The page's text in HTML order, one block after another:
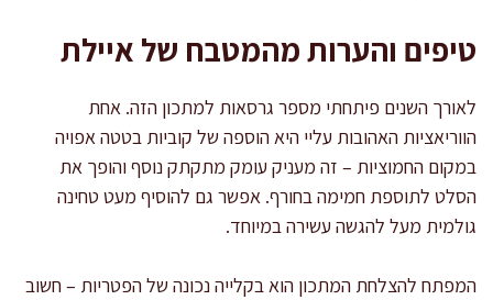
טיפים והערות מהמטבח של איילת
לאורך השנים פיתחתי מספר גרסאות למתכון הזה. אחת
הווריאציות האהובות עליי היא הוספה של קוביות בטטה אפויה
במקום החמוציות – זה מעניק עומק מתקתק נוסף והופך את
הסלט לתוספת חמימה בחורף. אפשר גם להוסיף מעט טחינה
גולמית מעל להגשה עשירה במיוחד.
המפתח להצלחת המתכון הוא בקלייה נכונה של הפטריות – חשוב